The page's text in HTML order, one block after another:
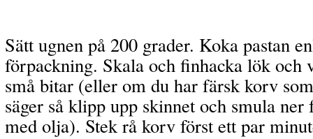
Sätt ugnen på 200 grader. Koka pastan
förpackning. Skala och finhacka lök
små bitar (eller om du har färsk korv
säger så klipp upp skinnet och smula ner
med olja). Stek rå korv först ett par